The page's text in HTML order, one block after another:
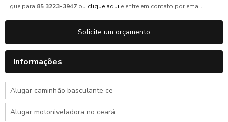
Ligue para 85 3223-3947 ou clique aqui e entre em contato por email.
Solicite um orçamento
Informações
Alugar caminhão basculante ce
Alugar motoniveladora no ceará